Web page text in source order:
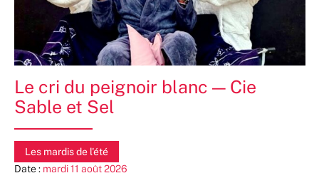
Le cri du peignoir blanc — Cie
Sable et Sel
Les mardis de l'été
Date : mardi 11 août 2026